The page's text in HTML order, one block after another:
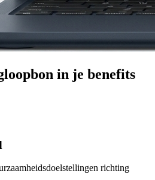
in je benefits
richting